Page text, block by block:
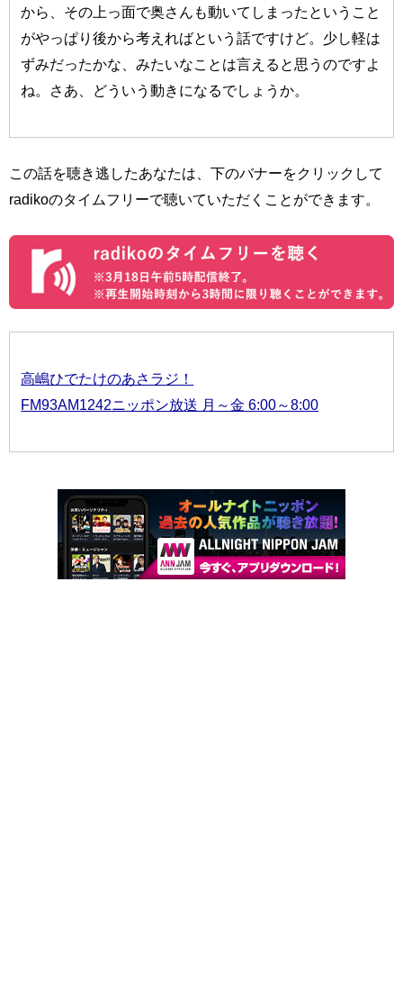
から、その上っ面で奥さんも動いてしまったということ
がやっぱり後から考えればという話ですけど。少し軽は
ずみだったかな、みたいなことは言えると思うのですよ
ね。さあ、どういう動きになるでしょうか。
この話を聴き逃したあなたは、下のバナーをクリックして
radikoのタイムフリーで聴いていただくことができます。
高嶋ひでたけのあさラジ！
FM93AM1242ニッポン放送 月～金 6:00～8:00